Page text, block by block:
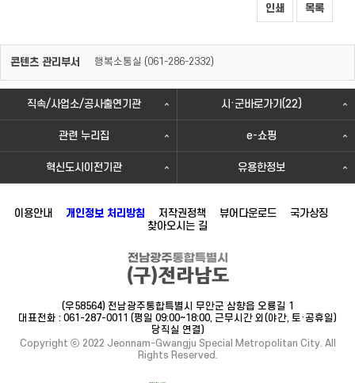
인쇄 목록
콘텐츠 관리부서 행복소통실 (061-286-2332)
직속/사업소/공사출연기관 시·군바로가기(22)
관련 누리집 e-쇼핑
혁신도시이전기관 유용한정보
이용안내 개인정보 처리방침 저작권정책 뷰어다운로드
국가상징
찾아오시는 길
(우58564) 전남광주통합특별시 무안군 삼향읍 오룡길 1
대표전화 : 061-287-0011 (평일 09:00~18:00, 근무시간 외(야간, 토·공휴일)
당직실 연결)
Copyright ⓒ 2022 Jeonnam-Gwangju Special Metropolitan City. All
Rights Reserved.